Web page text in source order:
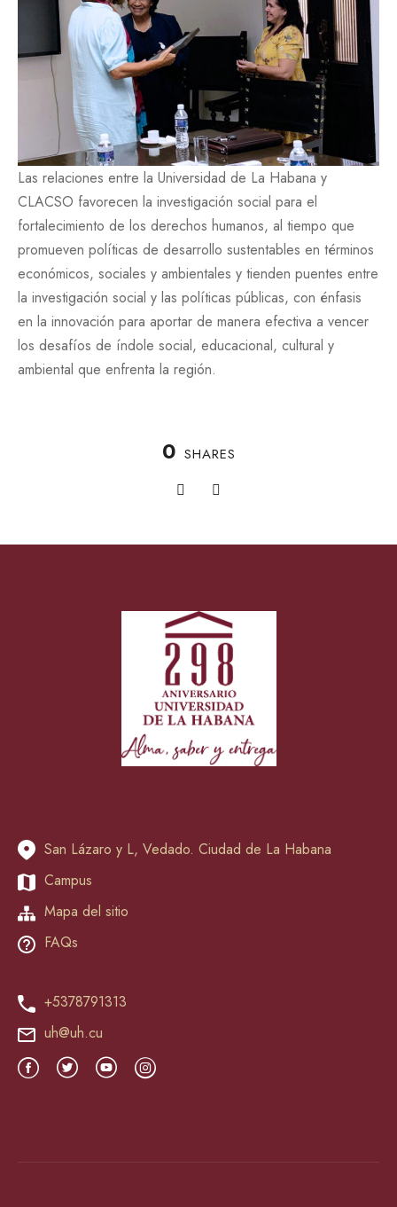
Las relaciones entre la Universidad de La Habana y
CLACSO favorecen la investigación social para el
fortalecimiento de los derechos humanos, al tiempo que
promueven políticas de desarrollo sustentables en términos
económicos, sociales y ambientales y tienden puentes entre
la investigación social y las políticas públicas, con énfasis
en la innovación para aportar de manera efectiva a vencer
los desafíos de índole social, educacional, cultural y
ambiental que enfrenta la región.
0 SHARES
San Lázaro y L, Vedado. Ciudad de La Habana
Campus
Mapa del sitio
FAQs
+5378791313
uh@uh.cu